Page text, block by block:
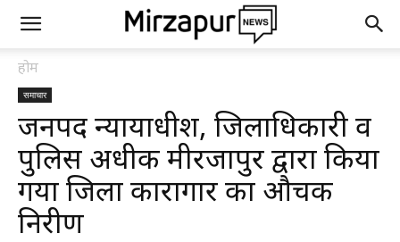
होम
समाचार
जनपद न्यायाधीश, जिलाधिकारी व
पुलिस अधीक्षक मीरजापुर द्वारा किया
गया जिला कारागार का औचक
निरीक्षण